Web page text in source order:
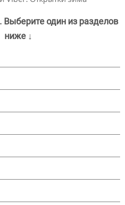
один из разделов
ниже ↓